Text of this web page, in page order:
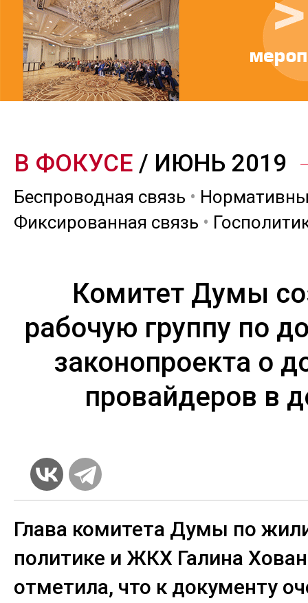
В ФОКУСЕ / ИЮНЬ 2019
Беспроводная связь •
Фиксированная связь •
Комитет Думы
рабочую группу по
законопроекта о
провайдеров в
Глава комитета Думы по
политике и ЖКХ Галина
отметила, что к документу